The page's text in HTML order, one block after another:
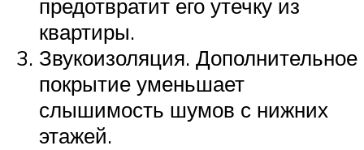
предотвратит его утечку из
квартиры.
Звукоизоляция. Дополнительное
покрытие уменьшает
слышимость шумов с нижних
этажей.